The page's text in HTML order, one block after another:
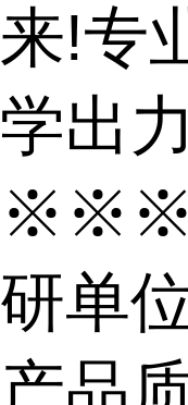
来!专
学出
※※※
研单
产品